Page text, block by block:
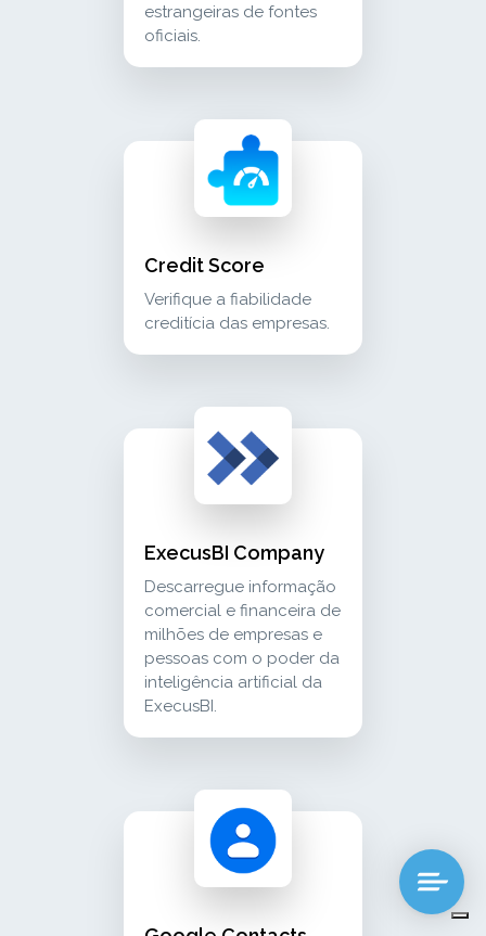
estrangeiras de fontes
oficiais.
credit score verifique a fiabilidade creditícia
crm_sales
Credit Score
Verifique a fiabilidade
creditícia das empresas.
execusbi company descarregue informação
crm_sales
ExecusBI Company
Descarregue informação
comercial e financeira de
milhões de empresas e
pessoas com o poder da
inteligência artificial da
ExecusBI.
google contacts conecte seus contatos do
crm_sales